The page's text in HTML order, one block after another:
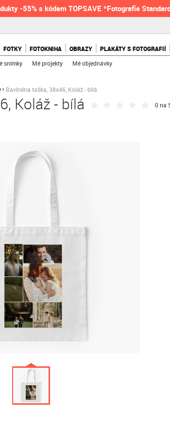
-55% s kódem TOPSAVE *Fotografie
FOTKY FOTOKNIHA OBRAZY PLAKÁTY S FOTOGRAFIÍ
snímky Mé projekty Mé objednávky
Bavlněná taška, 38x46, Koláž - bílá
Koláž - bílá 0 na